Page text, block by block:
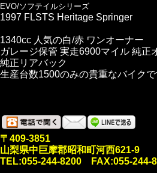
EVO/ソフテイルシリーズ
1997 FLSTS Heritage Springer
1340cc 人気の白/赤 ワンオーナー
ガレージ保管 実走6900マイル 純正
純正リアバック
生産台数1500のみの貴重なバイクで
〒409-3851
山梨県中巨摩郡昭和町河西621-9
TEL:055-244-8200 FAX:055-244-